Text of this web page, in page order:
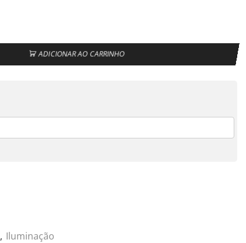
ADICIONAR AO CARRINHO
, Iluminação